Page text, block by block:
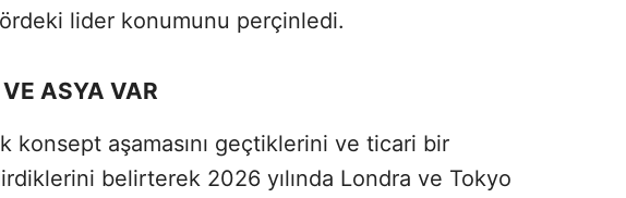
lider konumunu perçinledi.
ASYA VAR
konsept aşamasını geçtiklerini ve ticari bir
belirterek 2026 yılında Londra ve Tokyo